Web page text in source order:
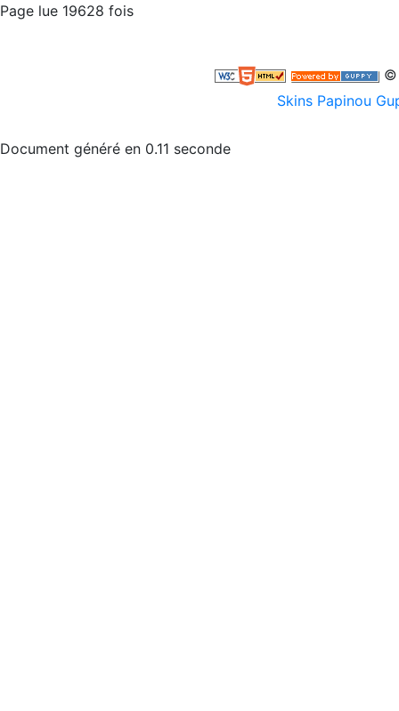
Page lue 19628 fois
©
Skins Papinou
Document généré en 0.11 seconde